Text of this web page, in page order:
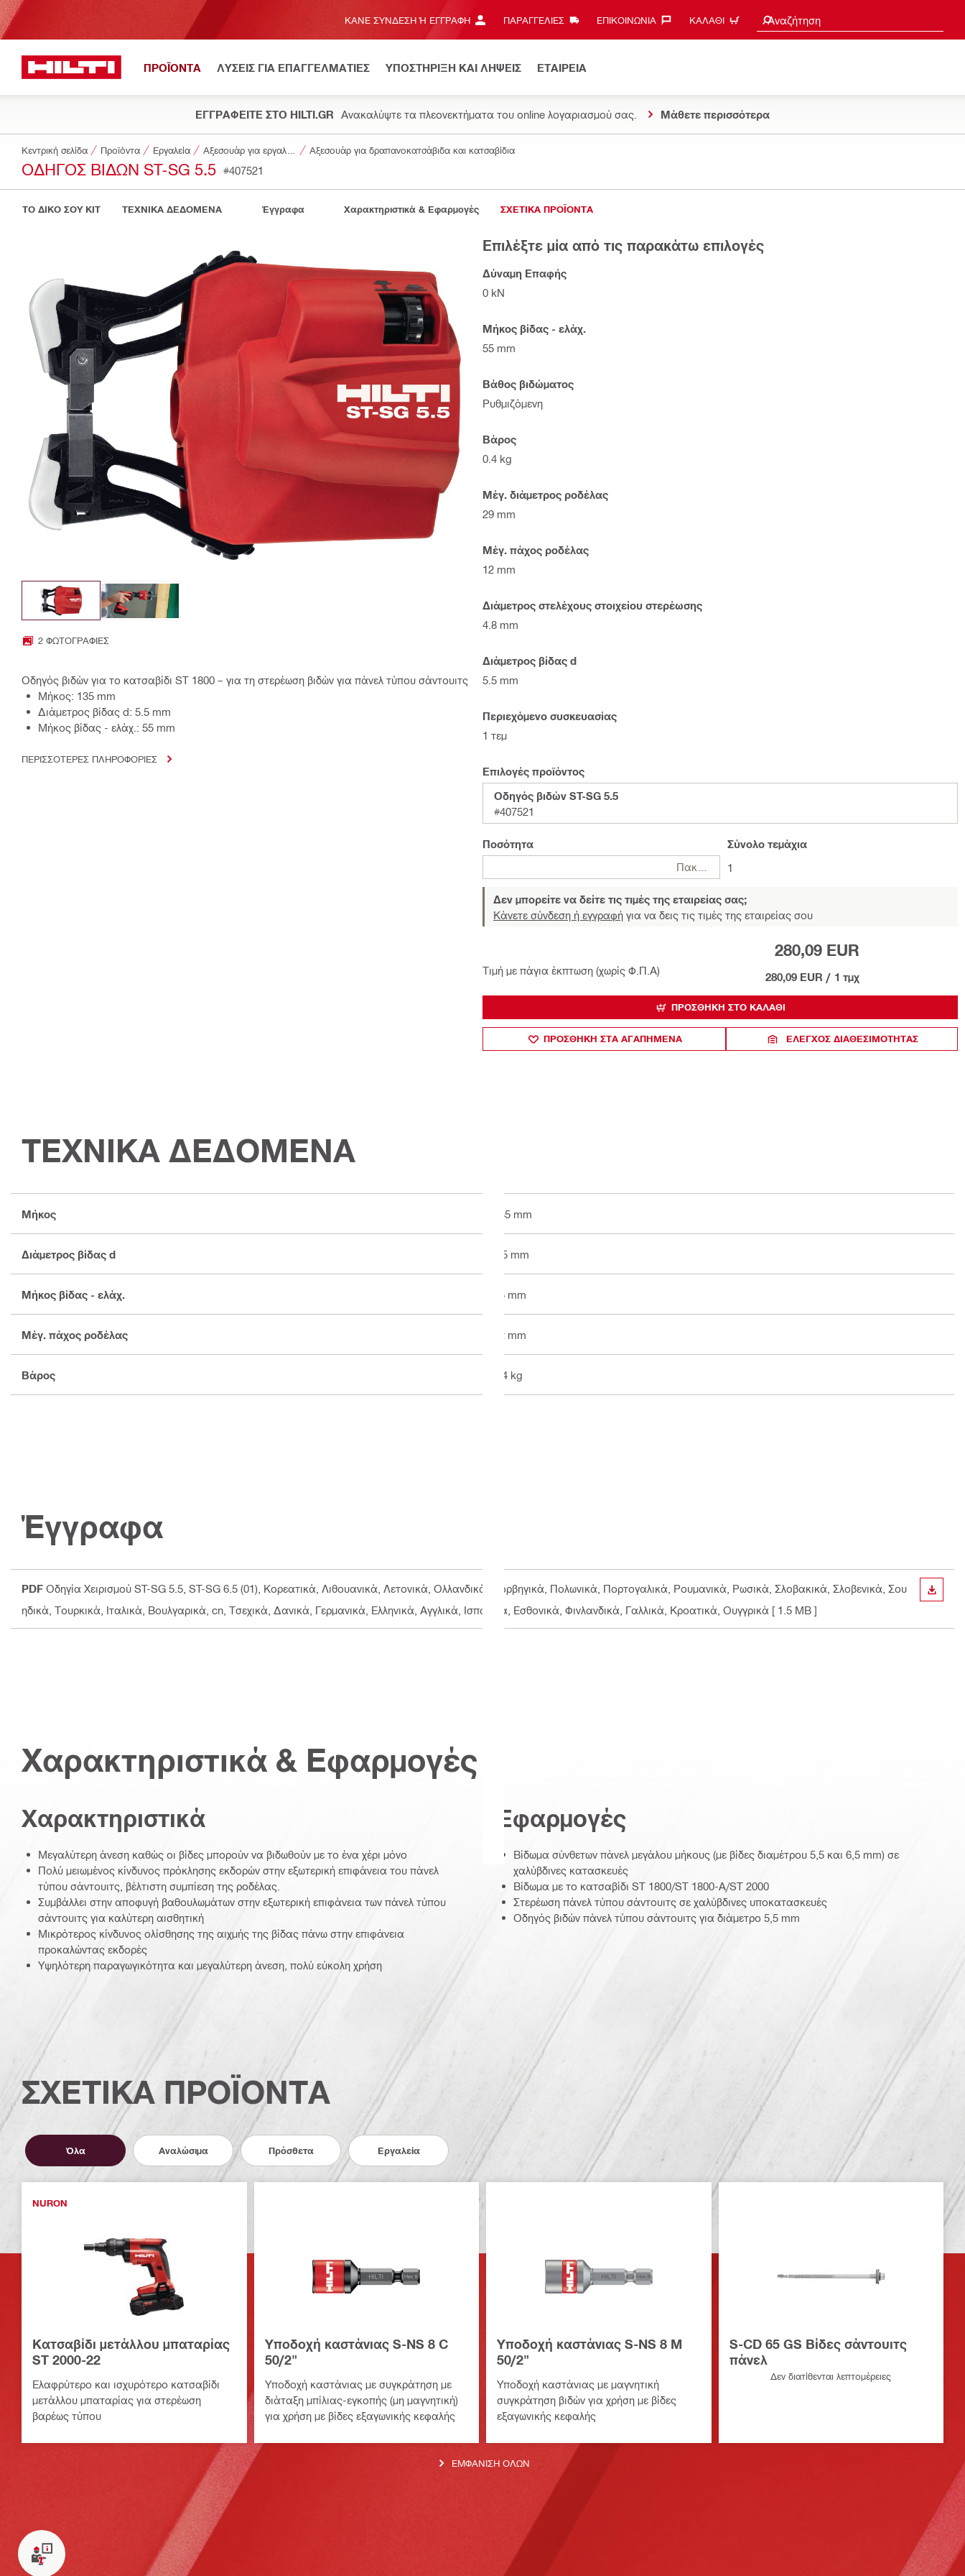
ΚΆΝΕ ΣΎΝΔΕΣΗ Ή ΕΓΓΡΑΦΉ ΠΑΡΑΓΓΕΛΙΕΣ ΕΠΙΚΟΙΝΩΝΊΑ‎ ΚΑΛΆΘΙ Αναζήτηση
Search suggestions
ΠΡΟΪΟΝΤΑ ΛΥΣΕΙΣ ΓΙΑ ΕΠΑΓΓΕΛΜΑΤΙΕΣ ΥΠΟΣΤΗΡΙΞΗ ΚΑΙ ΛΗΨΕΙΣ ΕΤΑΙΡΕΙΑ
ΕΓΓΡΑΦΕΙΤΕ ΣΤΟ HILTI.GR Ανακαλύψτε τα πλεονεκτήματα του online λογαριασμού σας. Μάθετε περισσότερα
Κεντρική σελίδα Προϊόντα Εργαλεία Αξεσουάρ για δραπανοκατσάβιδα και κατσαβίδια
ΟΔΗΓΌΣ ΒΙΔΏΝ ST-SG 5.5 #407521
ΤΟ ΔΙΚΟ ΣΟΥ KIT ΤΕΧΝΙΚΑ ΔΕΔΟΜΕΝΑ Έγγραφα Χαρακτηριστικά & Εφαρμογές ΣΧΕΤΙΚΑ ΠΡΟΪΟΝΤΑ
2 ΦΩΤΟΓΡΑΦΊΕΣ
Οδηγός βιδών για το κατσαβίδι ST 1800 – για τη στερέωση βιδών για πάνελ τύπου σάντουιτς
Μήκος: 135 mm
Διάμετρος βίδας d: 5.5 mm
Μήκος βίδας - ελάχ.: 55 mm
ΠΕΡΙΣΣΟΤΕΡΕΣ ΠΛΗΡΟΦΟΡΙΕΣ
Επιλέξτε μία από τις παρακάτω επιλογές
Δύναμη Επαφής
0 kN
Μήκος βίδας - ελάχ.
55 mm
Βάθος βιδώματος
Ρυθμιζόμενη
Βάρος
0.4 kg
Μέγ. διάμετρος ροδέλας
29 mm
Μέγ. πάχος ροδέλας
12 mm
Διάμετρος στελέχους στοιχείου στερέωσης
4.8 mm
Διάμετρος βίδας d
5.5 mm
Περιεχόμενο συσκευασίας
1 τεμ
Επιλογές προϊόντος
Οδηγός βιδών ST-SG 5.5
#407521
Ποσότητα
Σύνολο τεμάχια
1
Δεν μπορείτε να δείτε τις τιμές της εταιρείας σας;
Κάνετε σύνδεση ή εγγραφή για να δεις τις τιμές της εταιρείας σου
Τιμή με πάγια έκπτωση (χωρίς Φ.Π.Α)
280,09 EUR
280,09 EUR / 1 τμχ
ΠΡΟΣΘΉΚΗ ΣΤΟ ΚΑΛΆΘΙ
ΠΡΟΣΘΗΚΗ ΣΤΑ ΑΓΑΠΗΜΕΝΑ ΈΛΕΓΧΟΣ ΔΙΑΘΕΣΙΜΌΤΗΤΑΣ
ΤΕΧΝΙΚΑ ΔΕΔΟΜΕΝΑ
Μήκος 135 mm
Διάμετρος βίδας d 5.5 mm
Μήκος βίδας - ελάχ. 55 mm
Μέγ. πάχος ροδέλας 12 mm
Βάρος 0.4 kg
Έγγραφα
PDF Οδηγία Χειρισμού ST-SG 5.5, ST-SG 6.5 (01) , Κορεατικά, Λιθουανικά, Λετονικά, Ολλανδικά, Νορβηγικά, Πολωνικά, Πορτογαλικά, Ρουμανικά, Ρωσικά, Σλοβακικά, Σλοβενικά, Σου
ηδικά, Τουρκικά, Ιταλικά, Βουλγαρικά, cn, Τσεχικά, Δανικά, Γερμανικά, Ελληνικά, Αγγλικά, Ισπανικά, Εσθονικά, Φινλανδικά, Γαλλικά, Κροατικά, Ουγγρικά [ 1.5 MB ]
ΛΉΨΗ
Χαρακτηριστικά & Εφαρμογές
Χαρακτηριστικά
Μεγαλύτερη άνεση καθώς οι βίδες μπορούν να βιδωθούν με το ένα χέρι μόνο
Πολύ μειωμένος κίνδυνος πρόκλησης εκδορών στην εξωτερική επιφάνεια του πάνελ
τύπου σάντουιτς, βέλτιστη συμπίεση της ροδέλας.
Συμβάλλει στην αποφυγή βαθουλωμάτων στην εξωτερική επιφάνεια των πάνελ τύπου
σάντουιτς για καλύτερη αισθητική
Μικρότερος κίνδυνος ολίσθησης της αιχμής της βίδας πάνω στην επιφάνεια
προκαλώντας εκδορές
Υψηλότερη παραγωγικότητα και μεγαλύτερη άνεση, πολύ εύκολη χρήση
Εφαρμογές
Βίδωμα σύνθετων πάνελ μεγάλου μήκους (με βίδες διαμέτρου 5,5 και 6,5 mm) σε
χαλύβδινες κατασκευές
Βίδωμα με το κατσαβίδι ST 1800/ST 1800-A/ST 2000
Στερέωση πάνελ τύπου σάντουιτς σε χαλύβδινες υποκατασκευές
Οδηγός βιδών πάνελ τύπου σάντουιτς για διάμετρο 5,5 mm
ΣΧΕΤΙΚΑ ΠΡΟΪΟΝΤΑ
Όλα Αναλώσιμα Πρόσθετα Εργαλεία
NURON
Κατσαβίδι μετάλλου μπαταρίας
ST 2000-22
Ελαφρύτερο και ισχυρότερο κατσαβίδι
μετάλλου μπαταρίας για στερέωση
βαρέως τύπου
Υποδοχή καστάνιας S-NS 8 C
50/2"
Υποδοχή καστάνιας με συγκράτηση με
διάταξη μπίλιας-εγκοπής (μη μαγνητική)
για χρήση με βίδες εξαγωνικής κεφαλής
Υποδοχή καστάνιας S-NS 8 M
50/2"
Υποδοχή καστάνιας με μαγνητική
συγκράτηση βιδών για χρήση με βίδες
εξαγωνικής κεφαλής
S-CD 65 GS Βίδες σάντουιτς
πάνελ
Δεν διατίθενται λεπτομέρειες
ΕΜΦΆΝΙΣΗ ΌΛΩΝ